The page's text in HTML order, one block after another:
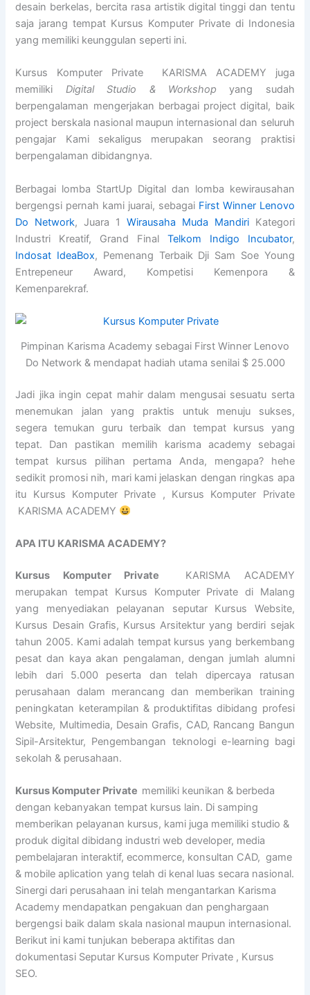
desain berkelas, bercita rasa artistik digital tinggi dan tentu
saja jarang tempat Kursus Komputer Private di Indonesia
yang memiliki keunggulan seperti ini.
Kursus Komputer Private KARISMA ACADEMY juga
memiliki Digital Studio & Workshop yang sudah
berpengalaman mengerjakan berbagai project digital, baik
project berskala nasional maupun internasional dan seluruh
pengajar Kami sekaligus merupakan seorang praktisi
berpengalaman dibidangnya.
Berbagai lomba StartUp Digital dan lomba kewirausahan
bergengsi pernah kami juarai, sebagai First Winner Lenovo
Do Network, Juara 1 Wirausaha Muda MandiriKategori
Industri Kreatif, Grand Final Telkom Indigo Incubator,
Indosat IdeaBox, Pemenang Terbaik Dji Sam Soe Young
Entrepeneur Award, Kompetisi Kemenpora &
Kemenparekraf.
Pimpinan Karisma Academy sebagai First Winner Lenovo
Do Network & mendapat hadiah utama senilai $ 25.000
Jadi jika ingin cepat mahir dalam mengusai sesuatu serta
menemukan jalan yang praktis untuk menuju sukses,
segera temukan guru terbaik dan tempat kursus yang
tepat. Dan pastikan memilih karisma academy sebagai
tempat kursus pilihan pertama Anda, mengapa? hehe
sedikit promosi nih, mari kami jelaskan dengan ringkas apa
itu Kursus Komputer Private , Kursus Komputer Private
KARISMA ACADEMY
APA ITU KARISMA ACADEMY?
Kursus Komputer Private
KARISMA ACADEMY
merupakan tempat Kursus Komputer Private di Malang
yang menyediakan pelayanan seputar Kursus Website,
Kursus Desain Grafis, Kursus Arsitektur yang berdiri sejak
tahun 2005. Kami adalah tempat kursus yang berkembang
pesat dan kaya akan pengalaman, dengan jumlah alumni
lebih dari 5.000 peserta dan telah dipercaya ratusan
perusahaan dalam merancang dan memberikan training
peningkatan keterampilan & produktifitas dibidang profesi
Website, Multimedia, Desain Grafis, CAD, Rancang Bangun
Sipil-Arsitektur, Pengembangan teknologi e-learning bagi
sekolah & perusahaan.
Kursus Komputer Private memiliki keunikan & berbeda
dengan kebanyakan tempat kursus lain. Di samping
memberikan pelayanan kursus, kami juga memiliki studio &
produk digital dibidang industri web developer, media
pembelajaran interaktif, ecommerce, konsultan CAD, game
& mobile aplication yang telah di kenal luas secara nasional.
Sinergi dari perusahaan ini telah mengantarkan Karisma
Academy mendapatkan pengakuan dan penghargaan
bergengsi baik dalam skala nasional maupun internasional.
Berikut ini kami tunjukan beberapa aktifitas dan
dokumentasi Seputar Kursus Komputer Private , Kursus
SEO.